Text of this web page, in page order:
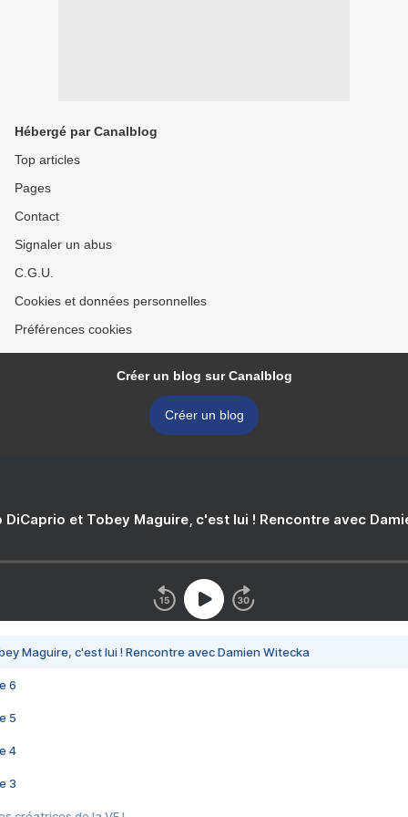
Hébergé par Canalblog
Top articles
Pages
Contact
Signaler un abus
C.G.U.
Cookies et données personnelles
Préférences cookies
Créer un blog sur Canalblog
Créer un blog
DiCaprio et Tobey Maguire, c'est lui ! Rencontre avec
Maguire, c'est lui ! Rencontre avec Damien Witecka
6
5
4
3